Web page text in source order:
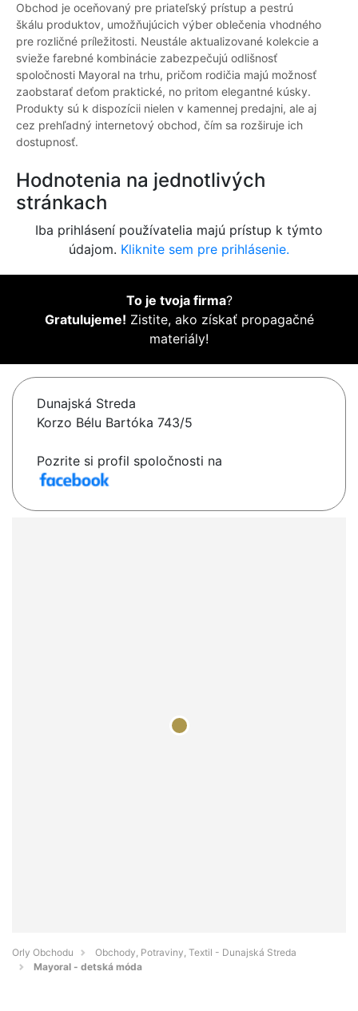
Obchod je oceňovaný pre priateľský prístup a pestrú
škálu produktov, umožňujúcich výber oblečenia vhodného
pre rozličné príležitosti. Neustále aktualizované kolekcie a
svieže farebné kombinácie zabezpečujú odlišnosť
spoločnosti Mayoral na trhu, pričom rodičia majú možnosť
zaobstarať deťom praktické, no pritom elegantné kúsky.
Produkty sú k dispozícii nielen v kamennej predajni, ale aj
cez prehľadný internetový obchod, čím sa rozširuje ich
dostupnosť.
Hodnotenia na jednotlivých
stránkach
Iba prihlásení používatelia majú prístup k týmto
údajom. Kliknite sem pre prihlásenie.
To je tvoja firma?
Gratulujeme! Zistite, ako získať propagačné
materiály!
Dunajská Streda
Korzo Bélu Bartóka 743/5
Pozrite si profil spoločnosti na
Orly Obchodu
Obchody, Potraviny, Textil - Dunajská Streda
Mayoral - detská móda